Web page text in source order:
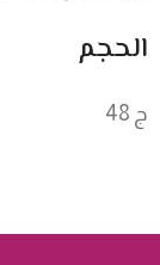
الحجم
48 ج